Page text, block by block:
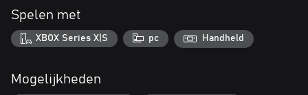
Spelen met
XBOX Series X|S pc Handheld
Mogelijkheden